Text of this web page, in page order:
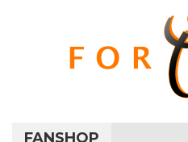
FANSHOP